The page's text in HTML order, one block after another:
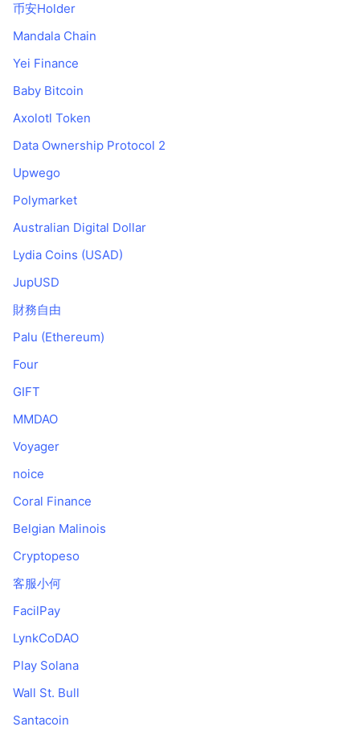
币安Holder
Mandala Chain
Yei Finance
Baby Bitcoin
Axolotl Token
Data Ownership Protocol 2
Upwego
Polymarket
Australian Digital Dollar
Lydia Coins (USAD)
JupUSD
財務自由
Palu (Ethereum)
Four
GIFT
MMDAO
Voyager
noice
Coral Finance
Belgian Malinois
Cryptopeso
客服小何
FacilPay
LynkCoDAO
Play Solana
Wall St. Bull
Santacoin